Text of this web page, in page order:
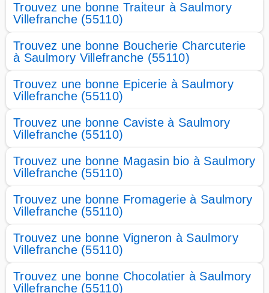
Trouvez une bonne Traiteur à Saulmory
Villefranche (55110)
Trouvez une bonne Boucherie Charcuterie
à Saulmory Villefranche (55110)
Trouvez une bonne Epicerie à Saulmory
Villefranche (55110)
Trouvez une bonne Caviste à Saulmory
Villefranche (55110)
Trouvez une bonne Magasin bio à Saulmory
Villefranche (55110)
Trouvez une bonne Fromagerie à Saulmory
Villefranche (55110)
Trouvez une bonne Vigneron à Saulmory
Villefranche (55110)
Trouvez une bonne Chocolatier à Saulmory
Villefranche (55110)